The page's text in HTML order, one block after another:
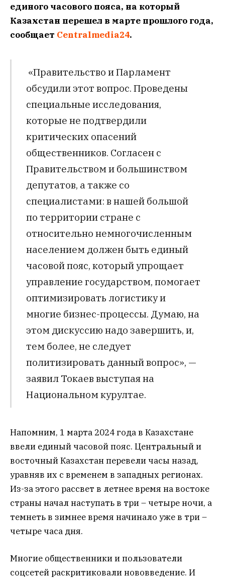
единого часового пояса, на который
Казахстан перешел в марте прошлого года,
сообщает Centralmedia24.
«Правительство и Парламент
обсудили этот вопрос. Проведены
специальные исследования,
которые не подтвердили
критических опасений
общественников. Согласен с
Правительством и большинством
депутатов, а также со
специалистами: в нашей большой
по территории стране с
относительно немногочисленным
населением должен быть единый
часовой пояс, который упрощает
управление государством, помогает
оптимизировать логистику и
многие бизнес-процессы. Думаю, на
этом дискуссию надо завершить, и,
тем более, не следует
политизировать данный вопрос», —
заявил Токаев выступая на
Национальном курултае.
Напомним, 1 марта 2024 года в Казахстане
ввели единый часовой пояс. Центральный и
восточный Казахстан перевели часы назад,
уравняв их с временем в западных регионах.
Из-за этого рассвет в летнее время на востоке
страны начал наступать в три – четыре ночи, а
темнеть в зимнее время начинало уже в три –
четыре часа дня.
Многие общественники и пользователи
соцсетей раскритиковали нововведение. И